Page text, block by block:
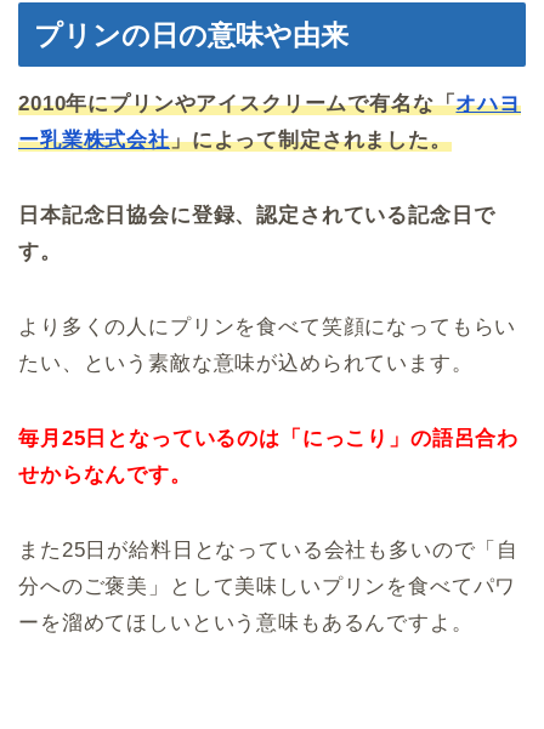
プリンの日の意味や由来
2010年にプリンやアイスクリームで有名な「オハヨ
ー乳業株式会社」によって制定されました。
日本記念日協会に登録、認定されている記念日で
す。
より多くの人にプリンを食べて笑顔になってもらい
たい、という素敵な意味が込められています。
毎月25日となっているのは「にっこり」の語呂合わ
せからなんです。
また25日が給料日となっている会社も多いので「自
分へのご褒美」として美味しいプリンを食べてパワ
ーを溜めてほしいという意味もあるんですよ。